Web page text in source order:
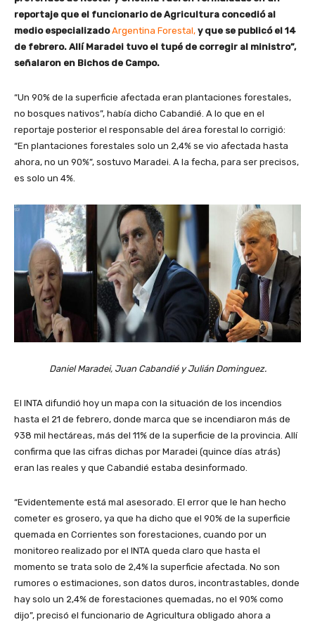
reportaje que el funcionario de Agricultura concedió al
medio especializadoArgentina Forestal, y que se publicó el 14
de febrero. Allí Maradei tuvo el tupé de corregir al ministro”,
señalaron en Bichos de Campo.
“Un 90% de la superficie afectada eran plantaciones forestales,
no bosques nativos”, había dicho Cabandié. A lo que en el
reportaje posterior el responsable del área forestal lo corrigió:
“En plantaciones forestales solo un 2,4% se vio afectada hasta
ahora, no un 90%”, sostuvo Maradei. A la fecha, para ser precisos,
es solo un 4%.
Daniel Maradei, Juan Cabandié y Julián Dominguez.
El INTA difundió hoy un mapa con la situación de los incendios
hasta el 21 de febrero, donde marca que se incendiaron más de
938 mil hectáreas, más del 11% de la superficie de la provincia. Allí
confirma que las cifras dichas por Maradei (quince días atrás)
eran las reales y que Cabandié estaba desinformado.
“Evidentemente está mal asesorado. El error que le han hecho
cometer es grosero, ya que ha dicho que el 90% de la superficie
quemada en Corrientes son forestaciones, cuando por un
monitoreo realizado por el INTA queda claro que hasta el
momento se trata solo de 2,4% la superficie afectada. No son
rumores o estimaciones, son datos duros, incontrastables, donde
hay solo un 2,4% de forestaciones quemadas, no el 90% como
dijo”, precisó el funcionario de Agricultura obligado ahora a